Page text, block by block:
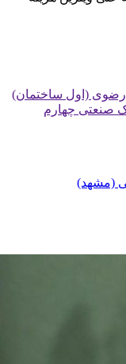
رضوی (اول ساختمان)
(مشهد)